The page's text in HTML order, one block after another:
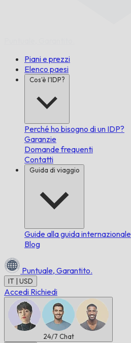
Piani e prezzi
Elenco paesi
Cos'è l'IDP?
Perché ho bisogno di un IDP?
Garanzie
Domande frequenti
Contatti
Guida di viaggio
Guide alla guida internazionale
Blog
Puntuale, Garantito.
IT | USD
Accedi Richiedi
24/7 Chat